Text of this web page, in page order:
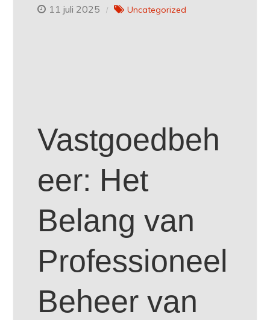
11 juli 2025 Uncategorized
Vastgoedbeh
eer: Het
Belang van
Professioneel
Beheer van